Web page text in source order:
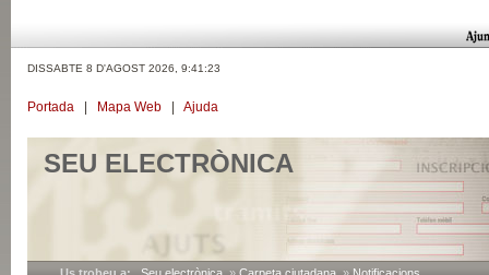
DISSABTE 8 D'AGOST 2026, 9:41:23
Portada Mapa Web Ajuda
SEU ELECTRÒNICA